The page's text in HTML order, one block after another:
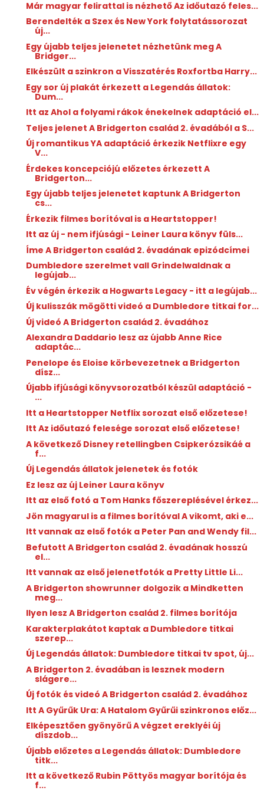
Már magyar felirattal is nézhető Az időutazó feles...
Berendelték a Szex és New York folytatássorozat
új...
Egy újabb teljes jelenetet nézhetünk meg A
Bridger...
Elkészült a szinkron a Visszatérés Roxfortba Harry...
Egy sor új plakát érkezett a Legendás állatok:
Dum...
Itt az Ahol a folyami rákok énekelnek adaptáció el...
Teljes jelenet A Bridgerton család 2. évadából a S...
Új romantikus YA adaptáció érkezik Netflixre egy
V...
Érdekes koncepciójú előzetes érkezett A
Bridgerton...
Egy újabb teljes jelenetet kaptunk A Bridgerton
cs...
Érkezik filmes borítóval is a Heartstopper!
Itt az új - nem ifjúsági - Leiner Laura könyv füls...
Íme A Bridgerton család 2. évadának epizódcímei
Dumbledore szerelmet vall Grindelwaldnak a
legújab...
Év végén érkezik a Hogwarts Legacy - itt a legújab...
Új kulisszák mögötti videó a Dumbledore titkai for...
Új videó A Bridgerton család 2. évadához
Alexandra Daddario lesz az újabb Anne Rice
adaptác...
Penelope és Eloise körbevezetnek a Bridgerton
dísz...
Újabb ifjúsági könyvsorozatból készül adaptáció -
...
Itt a Heartstopper Netflix sorozat első előzetese!
Itt Az időutazó felesége sorozat első előzetese!
A következő Disney retellingben Csipkerózsikáé a
f...
Új Legendás állatok jelenetek és fotók
Ez lesz az új Leiner Laura könyv
Itt az első fotó a Tom Hanks főszereplésével érkez...
Jön magyarul is a filmes borítóval A vikomt, aki e...
Itt vannak az első fotók a Peter Pan and Wendy fil...
Befutott A Bridgerton család 2. évadának hosszú
el...
Itt vannak az első jelenetfotók a Pretty Little Li...
A Bridgerton showrunner dolgozik a Mindketten ​
meg...
Ilyen lesz A Bridgerton család 2. filmes borítója
Karakterplakátot kaptak a Dumbledore titkai
szerep...
Új Legendás állatok: Dumbledore titkai tv spot, új...
A Bridgerton 2. évadában is lesznek modern
slágere...
Új fotók és videó A Bridgerton család 2. évadához
Itt A Gyűrűk Ura: A Hatalom Gyűrűi szinkronos előz...
Elképesztően gyönyörű A végzet ereklyéi új
díszdob...
Újabb előzetes a Legendás állatok: Dumbledore
titk...
Itt a következő Rubin Pöttyös magyar borítója és
f...